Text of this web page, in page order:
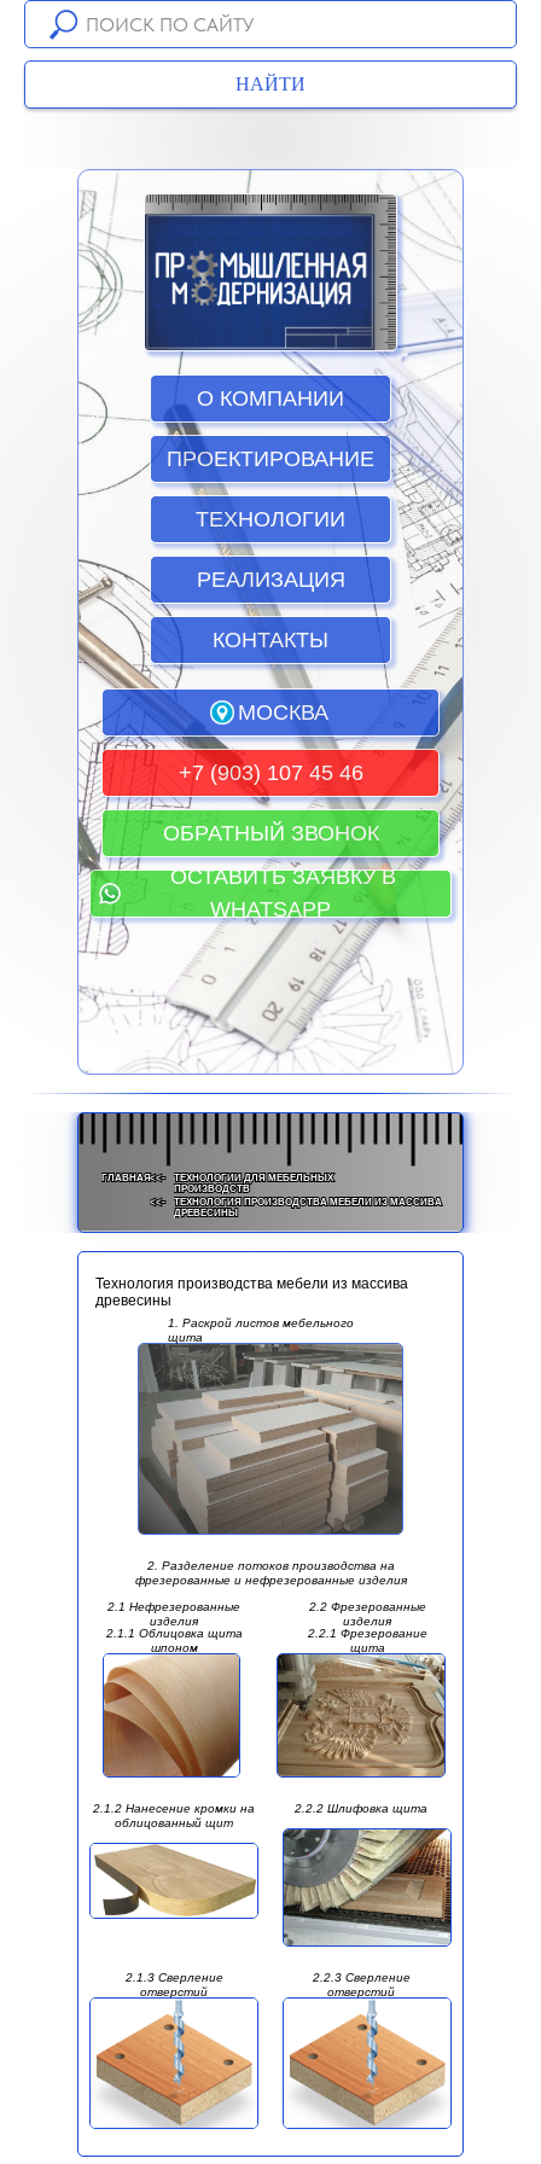
НАЙТИ
КОНТАКТЫ
РЕАЛИЗАЦИЯ
ТЕХНОЛОГИИ
ПРОЕКТИРОВАНИЕ
О КОМПАНИИ
ОСТАВИТЬ ЗАЯВКУ В
WHATSAPP
ОБРАТНЫЙ ЗВОНОК
+7 (903) 107 45 46
МОСКВА
ГЛАВНАЯ
ТЕХНОЛОГИИ ДЛЯ МЕБЕЛЬНЫХ
ПРОИЗВОДСТВ
ТЕХНОЛОГИЯ ПРОИЗВОДСТВА МЕБЕЛИ ИЗ МАССИВА
ДРЕВЕСИНЫ
<<-
<<-
Технология производства мебели из массива
древесины
1. Раскрой листов мебельного
щита
2. Разделение потоков производства на
фрезерованные и нефрезерованные изделия
2.1 Нефрезерованные
изделия
2.2 Фрезерованные
изделия
2.1.1 Облицовка щита
шпоном
2.2.1 Фрезерование
щита
2.1.2 Нанесение кромки на
облицованный щит
2.2.2 Шлифовка щита
2.1.3 Сверление
отверстий
2.2.3 Сверление
отверстий